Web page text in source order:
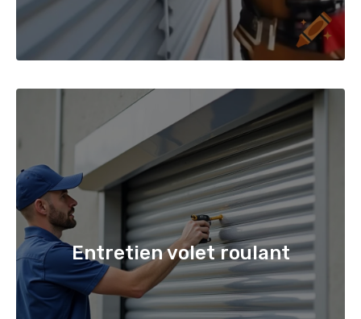
Entretien volet roulant